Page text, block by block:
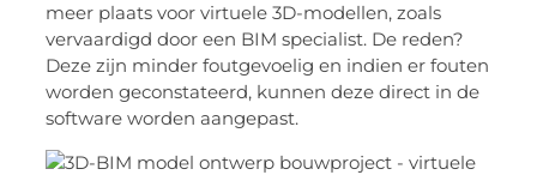
meer plaats voor virtuele 3D-modellen, zoals
vervaardigd door een BIM specialist. De reden?
Deze zijn minder foutgevoelig en indien er fouten
worden geconstateerd, kunnen deze direct in de
software worden aangepast.